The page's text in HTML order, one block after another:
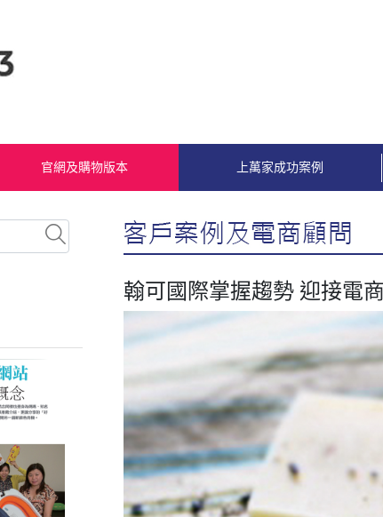
官網及購物版本 上萬家成功案例
翰可國際掌握趨勢 迎接電